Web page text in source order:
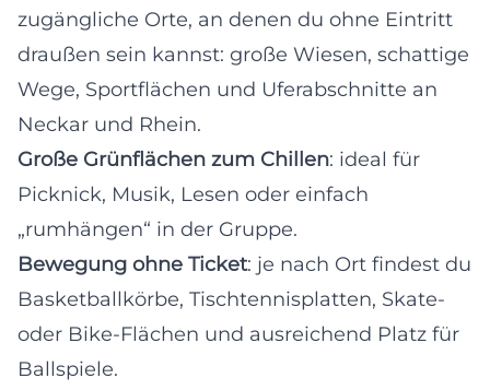
zugängliche Orte, an denen du ohne Eintritt
draußen sein kannst: große Wiesen, schattige
Wege, Sportflächen und Uferabschnitte an
Neckar und Rhein.
Große Grünflächen zum Chillen: ideal für
Picknick, Musik, Lesen oder einfach
„rumhängen“ in der Gruppe.
Bewegung ohne Ticket: je nach Ort findest du
Basketballkörbe, Tischtennisplatten, Skate-
oder Bike-Flächen und ausreichend Platz für
Ballspiele.